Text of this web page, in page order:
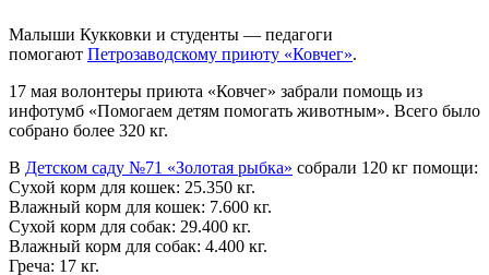
Малыши Кукковки и студенты — педагоги
помогают Петрозаводскому приюту «Ковчег».
17 мая волонтеры приюта «Ковчег» забрали помощь из
инфотумб «Помогаем детям помогать животным». Всего было
собрано более 320 кг.
В Детском саду №71 «Золотая рыбка» собрали 120 кг помощи:
Сухой корм для кошек: 25.350 кг.
Влажный корм для кошек: 7.600 кг.
Сухой корм для собак: 29.400 кг.
Влажный корм для собак: 4.400 кг.
Греча: 17 кг.